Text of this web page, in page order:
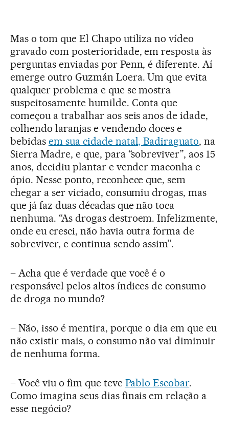
Mas o tom que El Chapo utiliza no vídeo
gravado com posterioridade, em resposta às
perguntas enviadas por Penn, é diferente. Aí
emerge outro Guzmán Loera. Um que evita
qualquer problema e que se mostra
suspeitosamente humilde. Conta que
começou a trabalhar aos seis anos de idade,
colhendo laranjas e vendendo doces e
bebidas em sua cidade natal, Badiraguato, na
Sierra Madre, e que, para “sobreviver”, aos 15
anos, decidiu plantar e vender maconha e
ópio. Nesse ponto, reconhece que, sem
chegar a ser viciado, consumiu drogas, mas
que já faz duas décadas que não toca
nenhuma. “As drogas destroem. Infelizmente,
onde eu cresci, não havia outra forma de
sobreviver, e continua sendo assim”.
– Acha que é verdade que você é o
responsável pelos altos índices de consumo
de droga no mundo?
– Não, isso é mentira, porque o dia em que eu
não existir mais, o consumo não vai diminuir
de nenhuma forma.
– Você viu o fim que teve Pablo Escobar.
Como imagina seus dias finais em relação a
esse negócio?